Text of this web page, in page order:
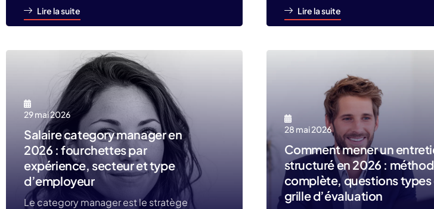
Lire la suite Lire la suite
29 mai 2026
Salaire category manager en
2026 : fourchettes par
expérience, secteur et type
d’employeur
Le category manager est le stratège
28 mai 2026
Comment mener un
structuré en 2026 :
complète, questions types
grille d’évaluation